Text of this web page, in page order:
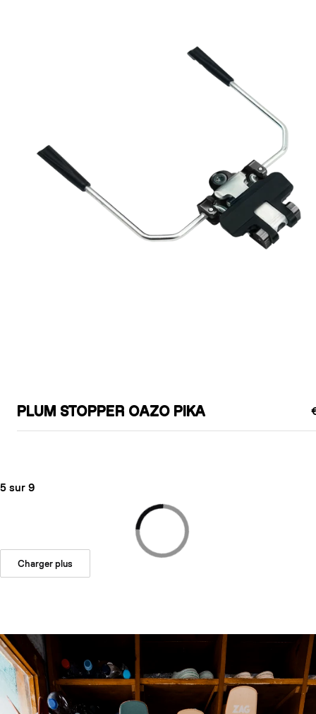
PLUM STOPPER OAZO PIKA
5 sur 9
Charger plus